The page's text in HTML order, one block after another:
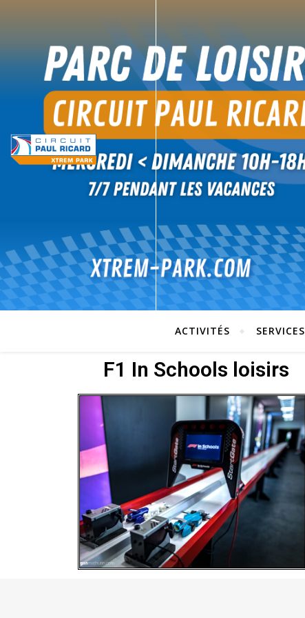
ACTIVITÉS SERVICES
F1 In Schools loisirs